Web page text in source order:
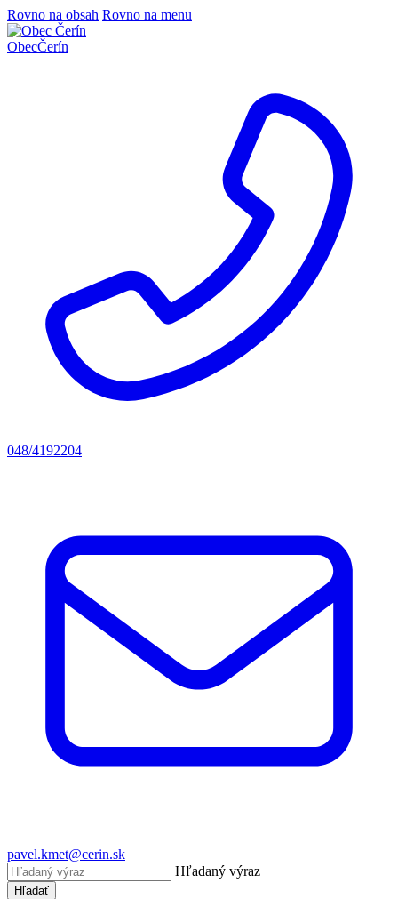
Rovno na obsah Rovno na menu
ObecČerín
048/4192204
pavel.kmet@cerin.sk
Hľadaný výraz
Hľadať